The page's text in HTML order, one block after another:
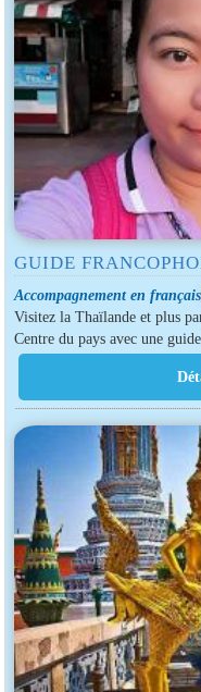
GUIDE
Accompagnement en français
Visitez la Thaïlande et plus
Centre du pays avec une